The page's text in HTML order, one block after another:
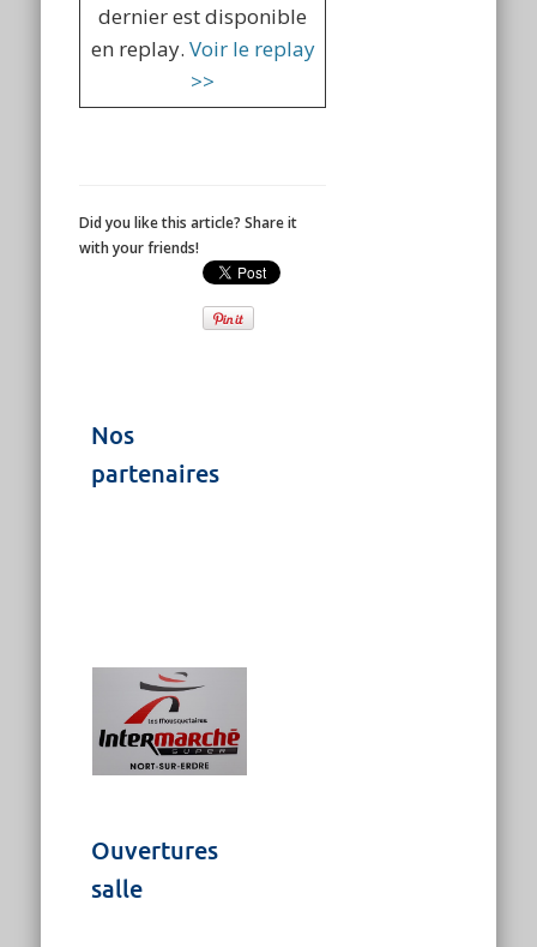
dernier est disponible
en replay. Voir le replay
>>
Did you like this article? Share it
with your friends!
Nos
partenaires
Ouvertures
salle